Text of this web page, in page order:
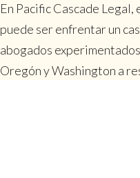
En Pacific Cascade
puede ser enfrentar un
abogados
Oregón y Washington a